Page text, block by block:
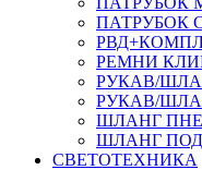
ПАТРУБОК
РЕМНИ
РУКАВ/
РУКАВ/
ШЛАНГ
ШЛАНГ
СВЕТОТЕХНИКА